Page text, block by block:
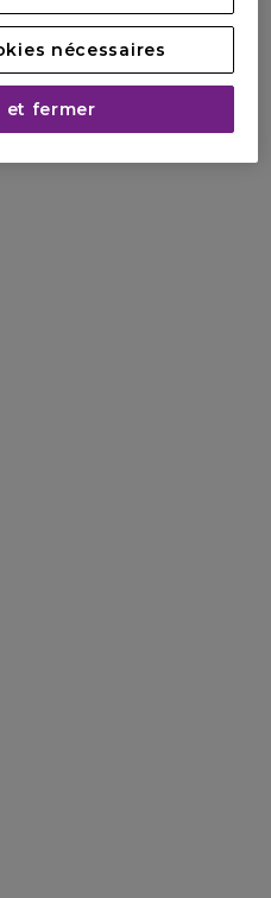
nécessaires
et fermer